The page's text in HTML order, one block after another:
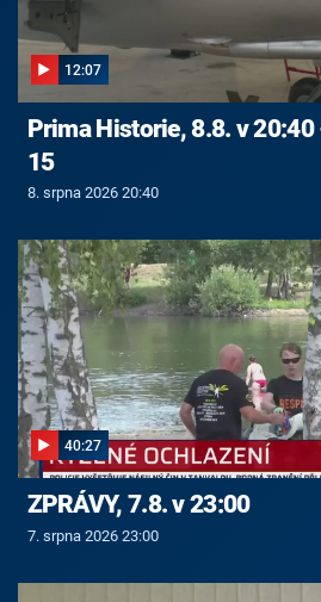
12:07
Prima Historie, 8.8. v
15
8. srpna 2026 20:40
40:27
ZPRÁVY, 7.8. v 23:00
7. srpna 2026 23:00